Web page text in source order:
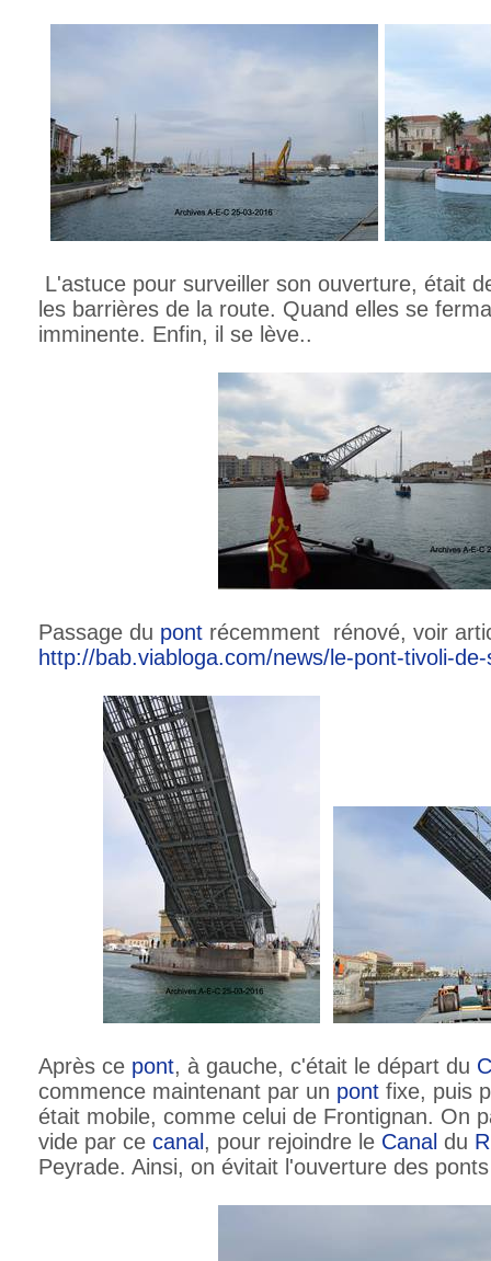
L'astuce pour surveiller son ouverture, était
les barrières de la route. Quand elles se
imminente. Enfin, il se lève..
Passage du pont récemment rénové, voir
http://bab.viabloga.com/news/le-pont-tivoli-
Après ce pont, à gauche, c'était le départ du
commence maintenant par un pont fixe, puis
était mobile, comme celui de Frontignan. On
vide par ce canal , pour rejoindre le Canal du
Peyrade. Ainsi, on évitait l'ouverture des